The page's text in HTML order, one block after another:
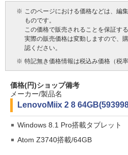
※ このページにおける価格などは、編
ものです。
この価格で販売されることを保証す
実際の販売価格は変動しますので、
認ください。
※ 特記無き価格情報は税込み価格（税率
価格(円)ショップ備考
メーカー/製品名
LenovoMiix 2 8
Windows 8.1 Pro搭載タブレット
Atom Z3740搭載/64GB